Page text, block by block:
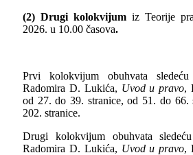
(2) Drugi kolokvijum iz Teorije
2026. u 10.00 časova.
Prvi kolokvijum obuhvata
Radomira D. Lukića, Uvod u pravo,
od 27. do 39. stranice, od 51. do 66.
202. stranice.
Drugi kolokvijum obuhvata
Radomira D. Lukića, Uvod u pravo,